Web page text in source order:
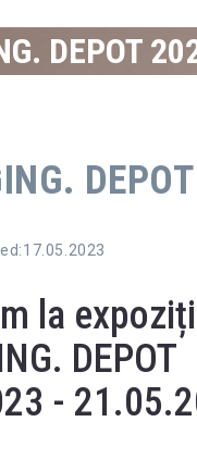
DEPOT
17.05.2023
la
DEPOT
-